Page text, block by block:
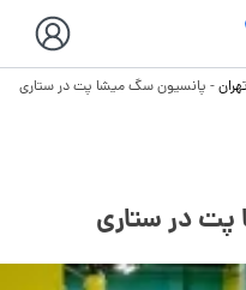
- پانسیون سگ میشا پت در ستاری
در ستاری